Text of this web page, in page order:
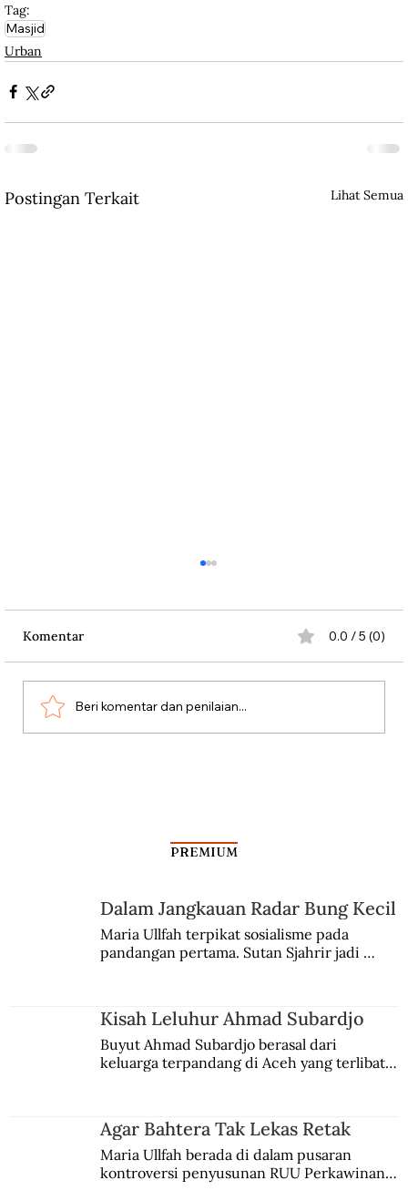
Tag:
Masjid
Urban
Postingan Terkait Lihat Semua
Komentar 0.0 / 5 (0)
Beri komentar dan penilaian...
PREMIUM
Dalam Jangkauan Radar Bung Kecil
Maria Ullfah terpikat sosialisme pada
pandangan pertama. Sutan Sjahrir jadi
Kisah Leluhur Ahmad Subardjo
Buyut Ahmad Subardjo berasal dari
keluarga terpandang di Aceh yang terlibat
Agar Bahtera Tak Lekas Retak
Maria Ullfah berada di dalam pusaran
kontroversi penyusunan RUU Perkawinan.